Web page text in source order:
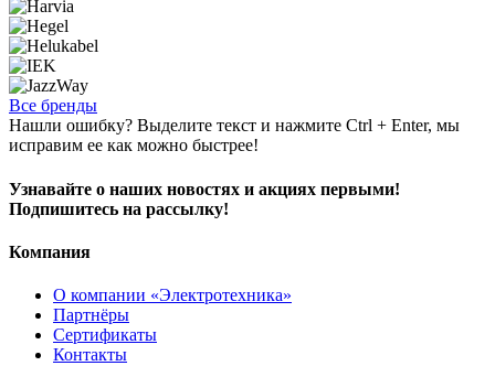
Все бренды
Нашли ошибку? Выделите текст и нажмите Ctrl + Enter, мы
исправим ее как можно быстрее!
Узнавайте о наших новостях и акциях первыми!
Подпишитесь на рассылку!
Компания
О компании «Электротехника»
Партнёры
Сертификаты
Контакты